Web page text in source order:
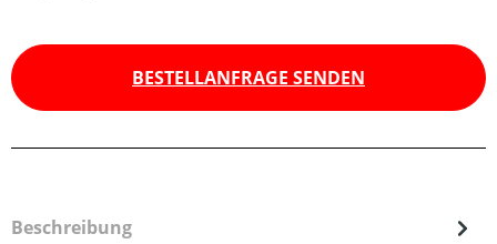
BESTELLANFRAGE SENDEN
Beschreibung